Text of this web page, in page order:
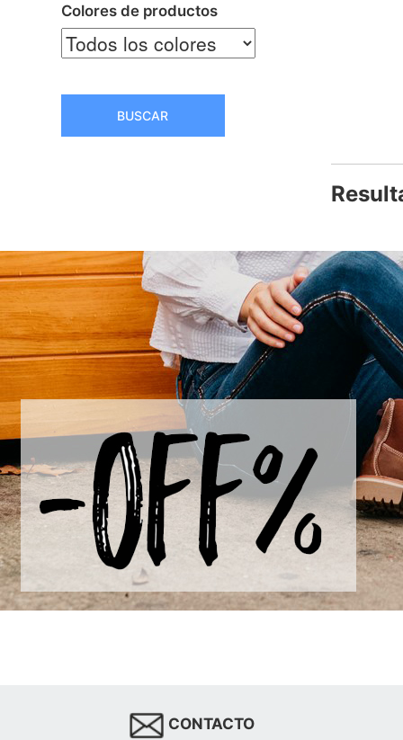
Colores de productos
BUSCAR
CONTACTO